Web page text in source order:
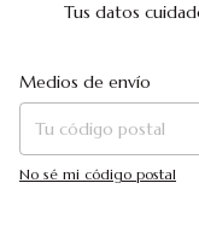
Tus datos
Entregas para el CP:
Medios de envío
No sé mi código postal